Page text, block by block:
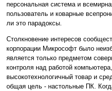
персональная система и
пользователь и коварные
ли это парадоксы.
Столкновение интересов
корпорации Микрософт было
является только предметом
контроля над работой
высокотехнологичный товар и
общая цель - настольные ПК.